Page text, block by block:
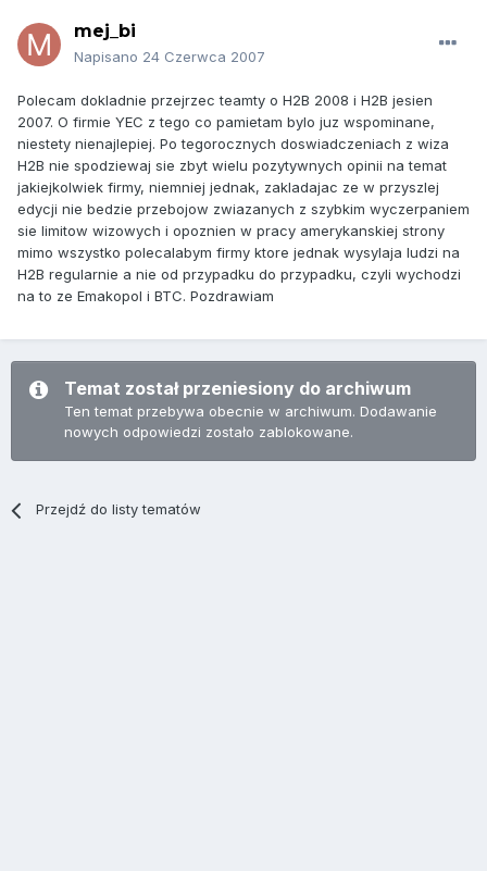
mej_bi
Napisano 24 Czerwca 2007
Polecam dokladnie przejrzec teamty o H2B 2008 i H2B jesien
2007. O firmie YEC z tego co pamietam bylo juz wspominane,
niestety nienajlepiej. Po tegorocznych doswiadczeniach z wiza
H2B nie spodziewaj sie zbyt wielu pozytywnych opinii na temat
jakiejkolwiek firmy, niemniej jednak, zakladajac ze w przyszlej
edycji nie bedzie przebojow zwiazanych z szybkim wyczerpaniem
sie limitow wizowych i opoznien w pracy amerykanskiej strony
mimo wszystko polecalabym firmy ktore jednak wysylaja ludzi na
H2B regularnie a nie od przypadku do przypadku, czyli wychodzi
na to ze Emakopol i BTC. Pozdrawiam
Temat został przeniesiony do archiwum
Ten temat przebywa obecnie w archiwum. Dodawanie
nowych odpowiedzi zostało zablokowane.
Przejdź do listy tematów